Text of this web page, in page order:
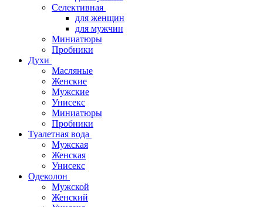
Селективная
для женщин
для мужчин
Миниатюры
Пробники
Духи
Масляные
Женские
Мужские
Унисекс
Миниатюры
Пробники
Туалетная вода
Мужская
Женская
Унисекс
Одеколон
Мужской
Женский